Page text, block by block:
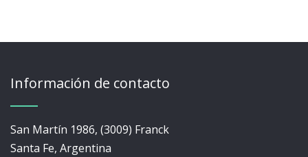
Información de contacto
San Martín 1986, (3009) Franck
Santa Fe, Argentina